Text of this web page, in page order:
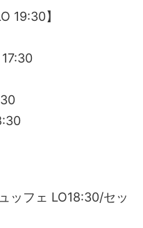
19:30】
ッフェ LO18:30/セッ